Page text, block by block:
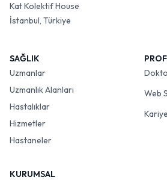
Kat Kolektif House
İstanbul, Türkiye
SAĞLIK
Uzmanlar
Uzmanlık Alanları
Hastalıklar
Hizmetler
Hastaneler
Web
KURUMSAL